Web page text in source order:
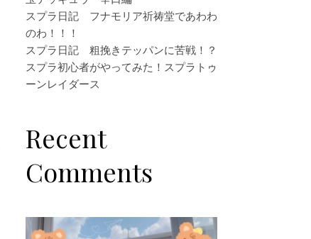
スプラ日記 フナモリア祈祷堂であわわ
のわ！！！
スプラ日記 粗挽きテッパンに苦戦！？
スプラ初心者がやってみた！スプラトゥ
ーンレイダース
Recent
Comments